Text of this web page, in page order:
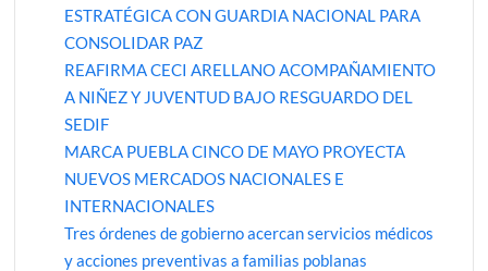
ESTRATÉGICA CON GUARDIA NACIONAL PARA
CONSOLIDAR PAZ
REAFIRMA CECI ARELLANO ACOMPAÑAMIENTO
A NIÑEZ Y JUVENTUD BAJO RESGUARDO DEL
SEDIF
MARCA PUEBLA CINCO DE MAYO PROYECTA
NUEVOS MERCADOS NACIONALES E
INTERNACIONALES
Tres órdenes de gobierno acercan servicios médicos
y acciones preventivas a familias poblanas